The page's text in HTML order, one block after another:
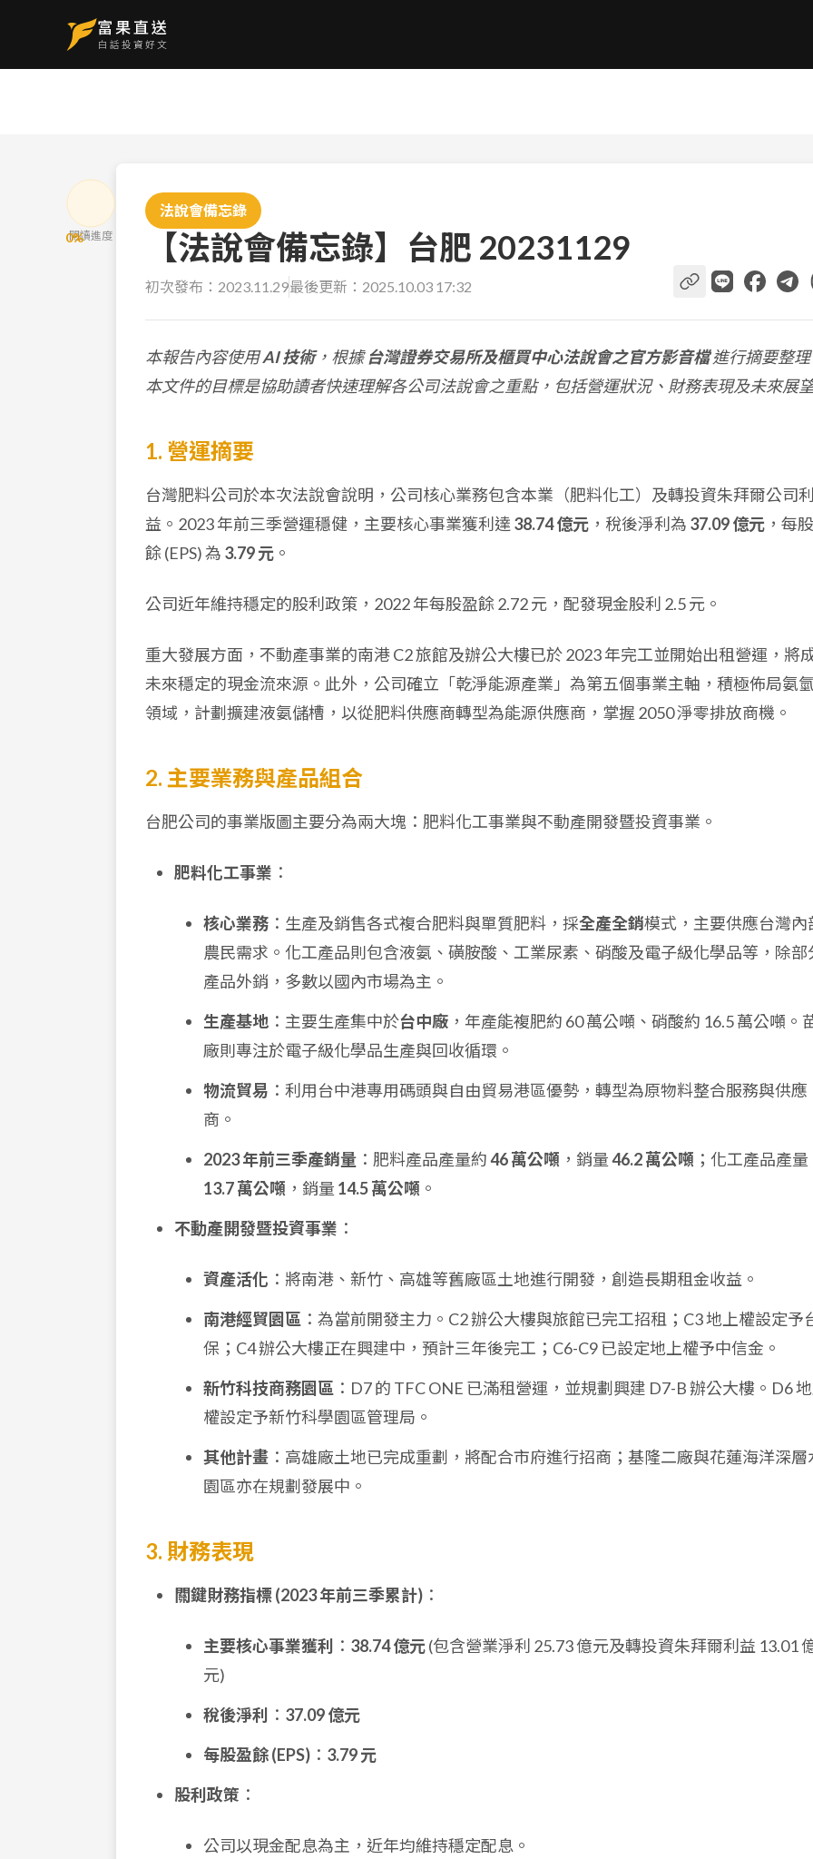
0%
閱讀進度
法說會備忘錄
【法說會備忘錄】台肥 20231129
初次發布： 2023.11.29最後更新： 2025.10.03 17:32
本報告內容使用AI 技術，根據台灣證券交易所及櫃買中心法說會之官方影音檔進行摘要整
本文件的目標是協助讀者快速理解各公司法說會之重點，包括營運狀況、財務表現及未來展
1. 營運摘要
台灣肥料公司於本次法說會說明，公司核心業務包含本業（肥料化工）及轉投資朱拜爾公司
益。2023 年前三季營運穩健，主要核心事業獲利達 38.74 億元 ，稅後淨利為 37.09 億元 ，每
餘 (EPS) 為 3.79 元 。
公司近年維持穩定的股利政策，2022 年每股盈餘 2.72 元，配發現金股利 2.5 元。
重大發展方面，不動產事業的南港 C2 旅館及辦公大樓已於 2023 年完工並開始出租營運，將
未來穩定的現金流來源。此外，公司確立「乾淨能源產業」為第五個事業主軸，積極佈局氨
領域，計劃擴建液氨儲槽，以從肥料供應商轉型為能源供應商，掌握 2050 淨零排放商機。
2. 主要業務與產品組合
台肥公司的事業版圖主要分為兩大塊：肥料化工事業與不動產開發暨投資事業。
肥料化工事業 ：
核心業務 ：生產及銷售各式複合肥料與單質肥料，採全產全銷模式，主要供應台灣內
農民需求。化工產品則包含液氨、磺胺酸、工業尿素、硝酸及電子級化學品等，除部
產品外銷，多數以國內市場為主。
生產基地 ：主要生產集中於台中廠 ，年產能複肥約 60 萬公噸、硝酸約 16.5 萬公噸。
廠則專注於電子級化學品生產與回收循環。
物流貿易 ：利用台中港專用碼頭與自由貿易港區優勢，轉型為原物料整合服務與供應
商。
2023 年前三季產銷量 ：肥料產品產量約46 萬公噸 ，銷量46.2 萬公噸 ；化工產品產量
13.7 萬公噸 ，銷量 14.5 萬公噸 。
不動產開發暨投資事業 ：
資產活化 ：將南港、新竹、高雄等舊廠區土地進行開發，創造長期租金收益。
南港經貿園區 ：為當前開發主力。C2 辦公大樓與旅館已完工招租；C3 地上權設定予
保；C4 辦公大樓正在興建中，預計三年後完工；C6-C9 已設定地上權予中信金。
新竹科技商務園區 ：D7 的 TFC ONE 已滿租營運，並規劃興建 D7-B 辦公大樓。D6
權設定予新竹科學園區管理局。
其他計畫 ：高雄廠土地已完成重劃，將配合市府進行招商；基隆二廠與花蓮海洋深層
園區亦在規劃發展中。
3. 財務表現
關鍵財務指標 (2023 年前三季累計) ：
主要核心事業獲利 ： 38.74 億元(包含營業淨利 25.73 億元及轉投資朱拜爾利益 13.01
元)
稅後淨利
： 37.09 億元
每股盈餘 (EPS) ： 3.79 元
股利政策 ：
公司以現金配息為主，近年均維持穩定配息。